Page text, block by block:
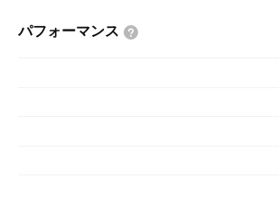
パフォーマンス